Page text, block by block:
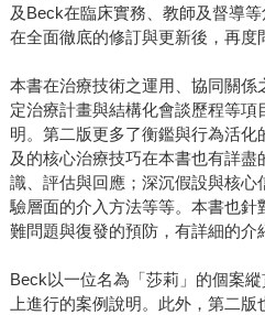
及Beck在臨床實務、教師及督導
在全面徹底的修訂與更新後，再度
本書在治療技術之運用、協同關係
定治療計畫與結構化會談歷程等
明。第二版更多了衡鑑與行為活
及的核心治療技巧在本書也有詳
識、評估與回應；深沉假設與核心
驗層面的介入方法等等。本書也針
難問題與復發的預防，有詳細的介
Beck以一位名為「莎莉」的個案
上進行的案例說明。此外，第二